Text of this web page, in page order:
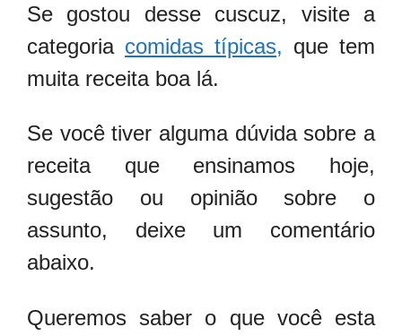
Se gostou desse cuscuz, visite a
categoria comidas típicas, que tem
muita receita boa lá.
Se você tiver alguma dúvida sobre a
receita que ensinamos hoje,
sugestão ou opinião sobre o
assunto, deixe um comentário
abaixo.
Queremos saber o que você esta